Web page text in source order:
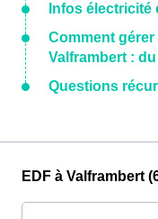
Infos électricité
Comment
Valframbert :
Questions
EDF à Valframbert